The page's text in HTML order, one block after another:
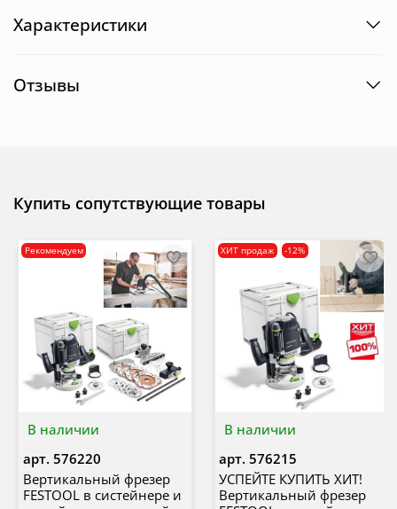
Характеристики
Отзывы
Купить сопутствующие товары
В наличии
Рекомендуем
арт. 576220
Вертикальный фрезер
FESTOOL в систейнере и
В наличии
ХИТ продаж -12%
арт. 576215
УСПЕЙТЕ КУПИТЬ ХИТ!
Вертикальный фрезер